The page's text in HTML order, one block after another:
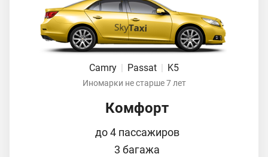
Camry Passat K5
Иномарки не старше 7 лет
Комфорт
до 4 пассажиров
3 багажа